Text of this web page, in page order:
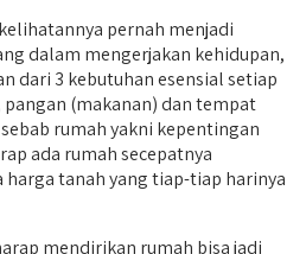
pernah menjadi
dalam mengerjakan kehidupan,
dari 3 kebutuhan esensial setiap
(makanan) dan tempat
rumah yakni kepentingan
ada rumah secepatnya
tanah yang tiap-tiap harinya
mendirikan rumah bisa jadi